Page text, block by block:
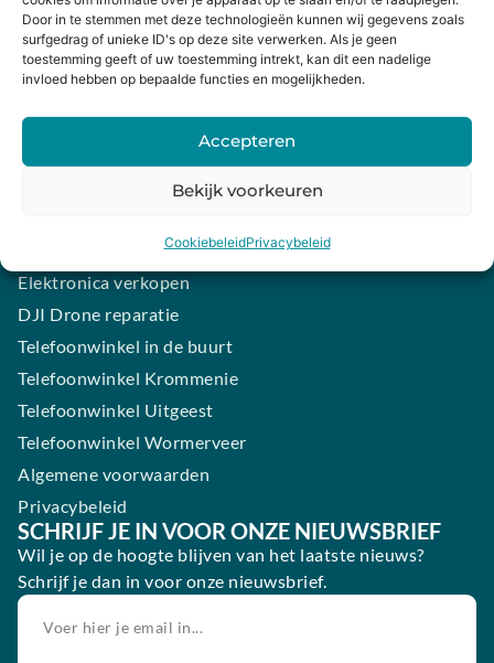
Door in te stemmen met deze technologieën kunnen wij gegevens zoals
surfgedrag of unieke ID's op deze site verwerken. Als je geen
toestemming geeft of uw toestemming intrekt, kan dit een nadelige
invloed hebben op bepaalde functies en mogelijkheden.
Accepteren
Bekijk voorkeuren
CookiebeleidPrivacybeleid
Mijn winkelwagen
HANDIGE LINKS
Levering en retourneren
Garantie
Contact
Samsung smartphone laten maken
Elektronica verkopen
DJI Drone reparatie
Telefoonwinkel in de buurt
Telefoonwinkel Krommenie
Telefoonwinkel Uitgeest
Telefoonwinkel Wormerveer
Algemene voorwaarden
Privacybeleid
SCHRIJF JE IN VOOR ONZE NIEUWSBRIEF
Wil je op de hoogte blijven van het laatste nieuws?
Schrijf je dan in voor onze nieuwsbrief.